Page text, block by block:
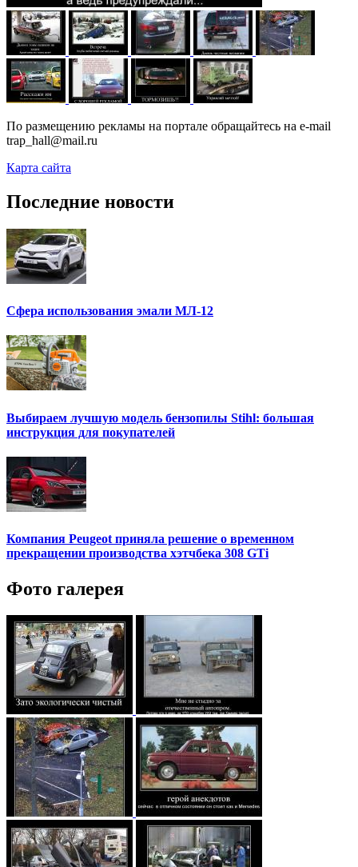
По размещению рекламы на портале обращайтесь на e-mail
trap_hall@mail.ru
Карта сайта
Последние новости
Сфера использования эмали МЛ-12
Выбираем лучшую модель бензопилы Stihl: большая
инструкция для покупателей
Компания Peugeot приняла решение о временном
прекращении производства хэтчбека 308 GTi
Фото галерея